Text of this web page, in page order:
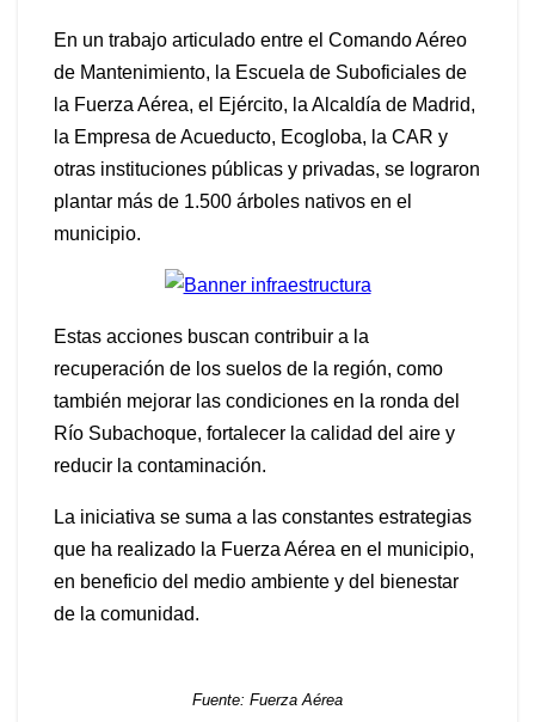
En un trabajo articulado entre el Comando Aéreo
de Mantenimiento, la Escuela de Suboficiales de
la Fuerza Aérea, el Ejército, la Alcaldía de Madrid,
la Empresa de Acueducto, Ecogloba, la CAR y
otras instituciones públicas y privadas, se lograron
plantar más de 1.500 árboles nativos en el
municipio.
Estas acciones buscan contribuir a la
recuperación de los suelos de la región, como
también mejorar las condiciones en la ronda del
Río Subachoque, fortalecer la calidad del aire y
reducir la contaminación.
La iniciativa se suma a las constantes estrategias
que ha realizado la Fuerza Aérea en el municipio,
en beneficio del medio ambiente y del bienestar
de la comunidad.
Fuente: Fuerza Aérea